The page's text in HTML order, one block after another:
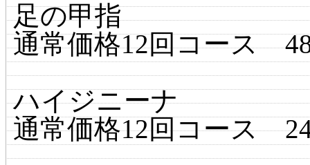
足の甲指
通常価格12回コース
ハイジニーナ
通常価格12回コース